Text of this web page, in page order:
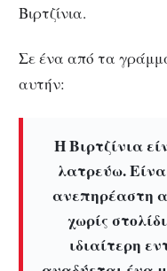
Βιρτζίνια.
Σε ένα από τα
αυτήν:
Η Βιρτζίνια
λατρεύω.
ανεπηρέαστη
χωρίς
ιδιαίτερη